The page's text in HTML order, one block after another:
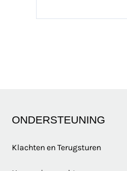
ONDERSTEUNING
Klachten en Terugsturen